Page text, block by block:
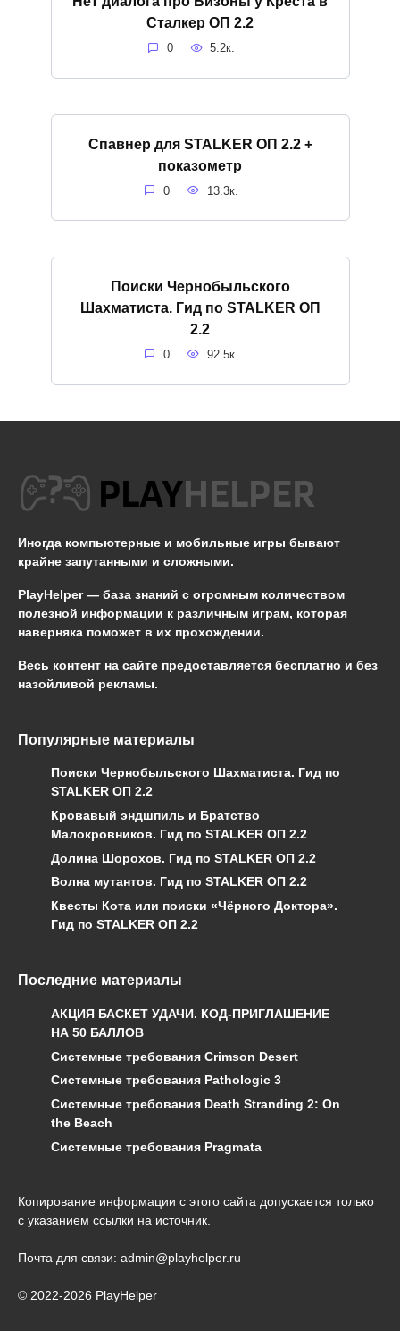
Сталкер ОП 2.2
0 5.2к.
Спавнер для STALKER ОП 2.2 +
показометр
0 13.3к.
Поиски Чернобыльского
Шахматиста. Гид по STALKER ОП
2.2
0 92.5к.
Иногда компьютерные и мобильные игры бывают
крайне запутанными и сложными.
PlayHelper — база знаний с огромным количеством
полезной информации к различным играм, которая
наверняка поможет в их прохождении.
Весь контент на сайте предоставляется бесплатно и без
назойливой рекламы.
Популярные материалы
Поиски Чернобыльского Шахматиста. Гид по
STALKER ОП 2.2
Кровавый эндшпиль и Братство
Малокровников. Гид по STALKER ОП 2.2
Долина Шорохов. Гид по STALKER ОП 2.2
Волна мутантов. Гид по STALKER ОП 2.2
Квесты Кота или поиски «Чёрного Доктора».
Гид по STALKER ОП 2.2
Последние материалы
АКЦИЯ БАСКЕТ УДАЧИ. КОД-ПРИГЛАШЕНИЕ
НА 50 БАЛЛОВ
Системные требования Crimson Desert
Системные требования Pathologic 3
Системные требования Death Stranding 2: On
the Beach
Системные требования Pragmata
Копирование информации с этого сайта допускается только
с указанием ссылки на источник.
Почта для связи: admin@playhelper.ru
© 2022-2026 PlayHelper